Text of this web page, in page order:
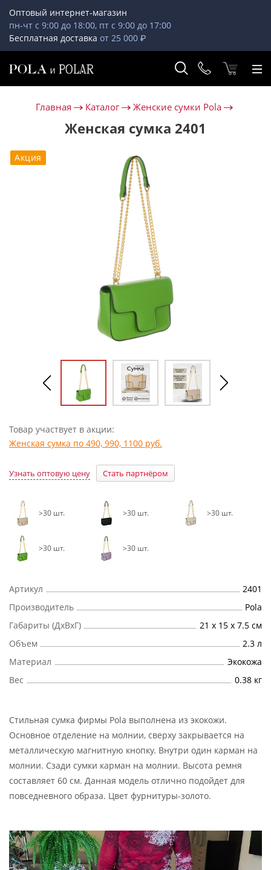
Оптовый интернет-магазин
пн-чт с 9:00 до 18:00, пт с 9:00 до 17:00
Бесплатная доставка от 25 000 ₽
Главная Каталог Женские сумки Pola
Женская сумка 2401
Акция
Товар участвует в акции:
Женская сумка по 490, 990, 1100 руб.
Узнать оптовую цену Стать партнёром
>30 шт. >30 шт. >30 шт.
>30 шт. >30 шт.
Артикул
2401
Производитель
Pola
Габариты (ДхВхГ)
21 х 15 х 7.5 см
Объем
2.3 л
Материал
Экокожа
Вес
0.38 кг
Стильная сумка фирмы Pola выполнена из экокожи.
Основное отделение на молнии, сверху закрывается на
металлическую магнитную кнопку. Внутри один карман на
молнии. Сзади сумки карман на молнии. Высота ремня
составляет 60 см. Данная модель отлично подойдет для
повседневного образа. Цвет фурнитуры-золото.